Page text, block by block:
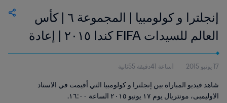
إنجلترا و كولومبيا | المجموعة ٦ | كأس
العالم للسيدات FIFA كندا ٢٠١٥ | إعادة
المباراة
17 يونيو 2015 1ساعة 41دقيقة 55ثانية
شاهد فيديو المباراة بين إنجلترا و كولومبيا التي أقيمت في الاستاد
الاوليمبى، مونتريال يوم ١٧ يونيو ٢٠١٥ الساعة ١٦:٠٠.